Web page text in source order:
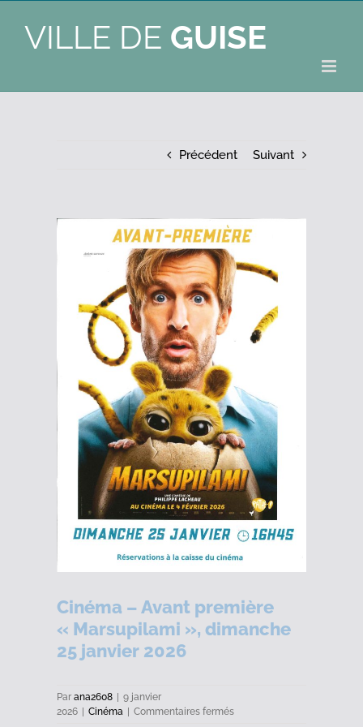
VILLE DE GUISE
Précédent Suivant
Voir
Cinéma – Avant première
« Marsupilami », dimanche
25 janvier 2026
Par ana2608 | 9 janvier
2026 | Cinéma | Commentaires ferméssur